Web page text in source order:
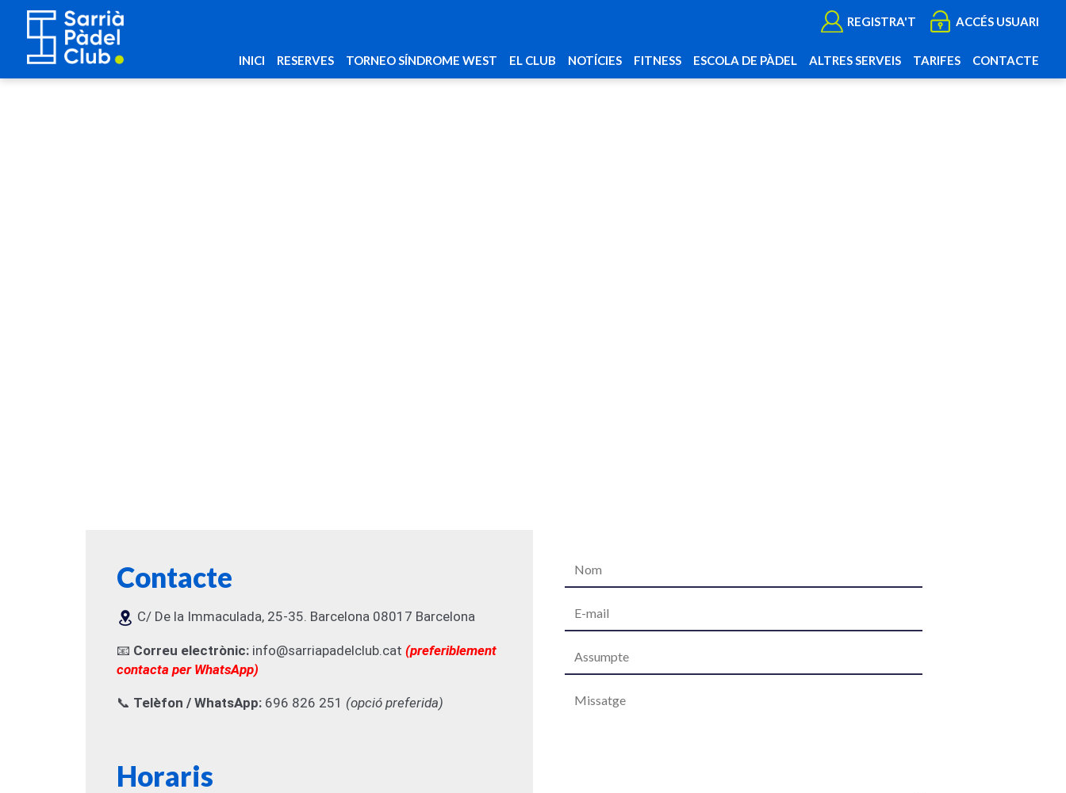
REGISTRA'T ACCÉS USUARI
INICI RESERVES TORNEO SÍNDROME WEST EL CLUB NOTÍCIES FITNESS ESCOLA DE PÀDEL ALTRES SERVEIS TARIFES CONTACTE
Contacte
C/ De la Immaculada, 25-35. Barcelona 08017 Barcelona
📧 Correu electrònic: info@sarriapadelclub.cat (preferiblement
contacta per WhatsApp)
📞 Telèfon / WhatsApp: 696 826 251 (opció preferida)
Horaris